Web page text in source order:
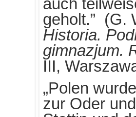
auch
geholt.” (G.
Historia.
gimnazjum.
III,
„Polen
zur Oder